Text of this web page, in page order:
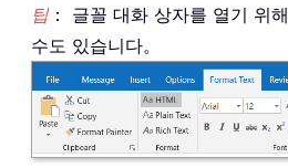
팁： 글꼴 대화 상자를 열기 위해
수도 있습니다。